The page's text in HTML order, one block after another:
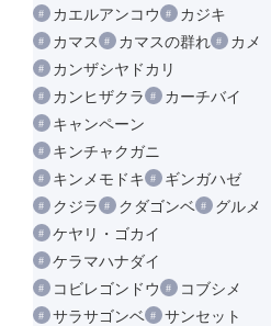
カエルアンコウ
カジキ
カマス
カマスの群れ
カメ
カンザシヤドカリ
カンヒザクラ
カーチバイ
キャンペーン
キンチャクガニ
キンメモドキ
ギンガハゼ
クジラ
クダゴンベ
グルメ
ケヤリ・ゴカイ
ケラマハナダイ
コビレゴンドウ
コブシメ
サラサゴンベ
サンセット